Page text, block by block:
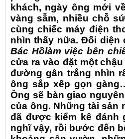
khách, ngày ông mới
vàng sẫm, nhiều chỗ
cùng chiếc máy điện
nhìn thấy nữa. Đối diện
Bác Hồlàm việc bên
cửa ra vào đặt một
đường gân trắng nhìn
ông sắp xếp gọn
Ồng sẽ bàn giao
của ông. Những tài sản
đã được kiểm kê đánh
nghĩ vậy, rồi bước đến